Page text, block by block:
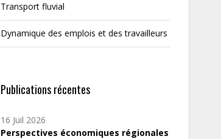
Transport fluvial
Dynamique des emplois et des travailleurs
Publications récentes
16 Juil 2026
Perspectives économiques régionales